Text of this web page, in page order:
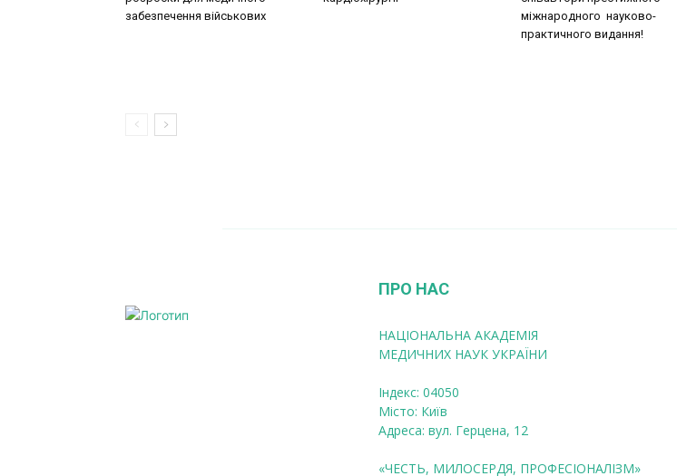
забезпечення військових
міжнародного науково-
практичного видання!
ПРО НАС
НАЦІОНАЛЬНА АКАДЕМІЯ
МЕДИЧНИХ НАУК УКРАЇНИ
Індекс: 04050
Місто: Київ
Адреса: вул. Герцена, 12
«ЧЕСТЬ, МИЛОСЕРДЯ, ПРОФЕСІОНАЛІЗМ»